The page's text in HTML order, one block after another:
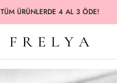
TÜM ÜRÜNLERDE 4 AL 3 ÖDE!